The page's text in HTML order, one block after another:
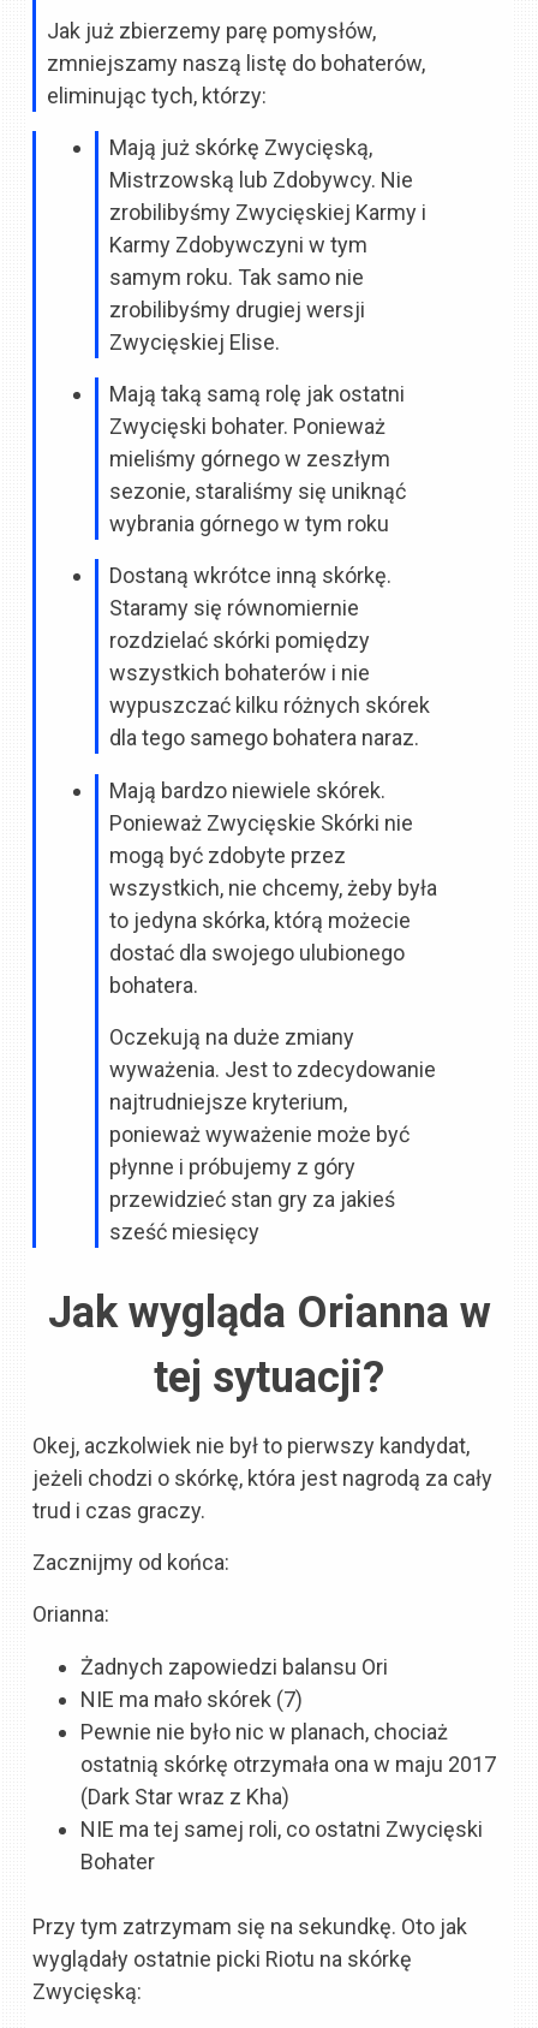
Jak już zbierzemy parę pomysłów,
zmniejszamy naszą listę do bohaterów,
eliminując tych, którzy:
Mają już skórkę Zwycięską,
Mistrzowską lub Zdobywcy. Nie
zrobilibyśmy Zwycięskiej Karmy i
Karmy Zdobywczyni w tym
samym roku. Tak samo nie
zrobilibyśmy drugiej wersji
Zwycięskiej Elise.
Mają taką samą rolę jak ostatni
Zwycięski bohater. Ponieważ
mieliśmy górnego w zeszłym
sezonie, staraliśmy się uniknąć
wybrania górnego w tym roku
Dostaną wkrótce inną skórkę.
Staramy się równomiernie
rozdzielać skórki pomiędzy
wszystkich bohaterów i nie
wypuszczać kilku różnych skórek
dla tego samego bohatera naraz.
Mają bardzo niewiele skórek.
Ponieważ Zwycięskie Skórki nie
mogą być zdobyte przez
wszystkich, nie chcemy, żeby była
to jedyna skórka, którą możecie
dostać dla swojego ulubionego
bohatera.
Oczekują na duże zmiany
wyważenia. Jest to zdecydowanie
najtrudniejsze kryterium,
ponieważ wyważenie może być
płynne i próbujemy z góry
przewidzieć stan gry za jakieś
sześć miesięcy
Jak wygląda Orianna w
tej sytuacji?
Okej, aczkolwiek nie był to pierwszy kandydat,
jeżeli chodzi o skórkę, która jest nagrodą za cały
trud i czas graczy.
Zacznijmy od końca:
Orianna:
Żadnych zapowiedzi balansu Ori
NIE ma mało skórek (7)
Pewnie nie było nic w planach, chociaż
ostatnią skórkę otrzymała ona w maju 2017
(Dark Star wraz z Kha)
NIE ma tej samej roli, co ostatni Zwycięski
Bohater
Przy tym zatrzymam się na sekundkę. Oto jak
wyglądały ostatnie picki Riotu na skórkę
Zwycięską: